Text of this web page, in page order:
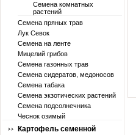
Семена комнатных
растений
Семена пряных трав
Лук Севок
Семена на ленте
Мицелий грибов
Семена газонных трав
Семена сидератов, медоносов
Семена табака
Семена экзотических растений
Семена подсолнечника
Чеснок озимый
Картофель семенной